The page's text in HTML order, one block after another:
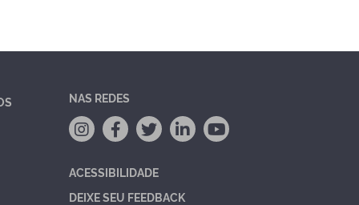
NAS REDES
ACESSIBILIDADE
DEIXE SEU FEEDBACK